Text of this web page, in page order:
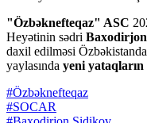
"Özbəknefteqaz" ASC
Heyətinin sədri
daxil edilməsi
yaylasında yeni yataqların
#Özbəknefteqaz
#SOCAR